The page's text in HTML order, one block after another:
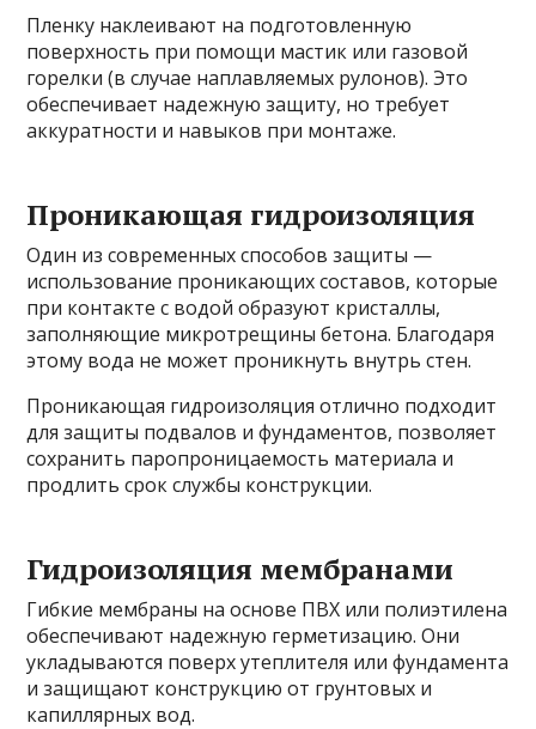
Пленку наклеивают на подготовленную
поверхность при помощи мастик или газовой
горелки (в случае наплавляемых рулонов). Это
обеспечивает надежную защиту, но требует
аккуратности и навыков при монтаже.
Проникающая гидроизоляция
Один из современных способов защиты —
использование проникающих составов, которые
при контакте с водой образуют кристаллы,
заполняющие микротрещины бетона. Благодаря
этому вода не может проникнуть внутрь стен.
Проникающая гидроизоляция отлично подходит
для защиты подвалов и фундаментов, позволяет
сохранить паропроницаемость материала и
продлить срок службы конструкции.
Гидроизоляция мембранами
Гибкие мембраны на основе ПВХ или полиэтилена
обеспечивают надежную герметизацию. Они
укладываются поверх утеплителя или фундамента
и защищают конструкцию от грунтовых и
капиллярных вод.